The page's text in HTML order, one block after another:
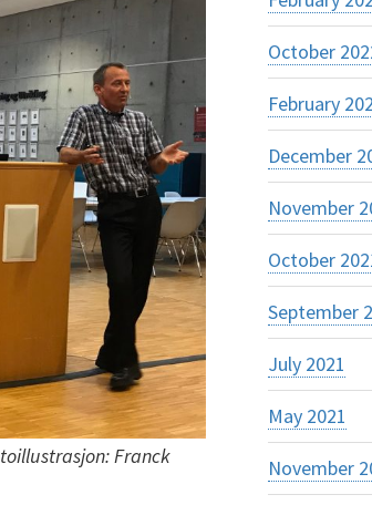
Franck
October
February
December
November
October
September
July 2021
May 2021
November